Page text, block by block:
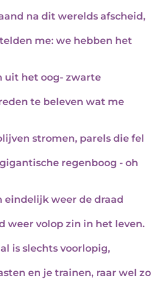
na dit werelds afscheid,
me: we hebben het
uit het oog- zwarte
te beleven wat me
stromen, parels die fel
regenboog - oh
eindelijk weer de draad
weer volop zin in het leven.
is slechts voorlopig,
en je trainen, raar wel zo